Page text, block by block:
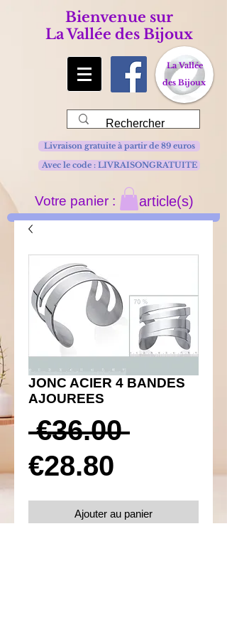
Bienvenue sur
La Vallée des Bijoux
La Vallée
des Bijoux
Avec le code : LIVRAISONGRATUITE
Livraison gratuite à partir de 89 euros
Votre panier : article(s)
JONC ACIER 4 BANDES
AJOUREES
€36.00 Prix
€28.80
Ajouter au panier